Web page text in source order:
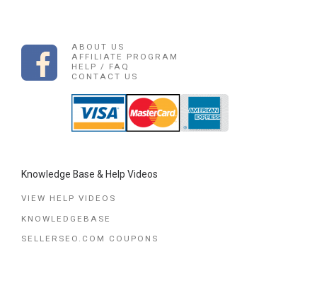
ABOUT US
AFFILIATE PROGRAM
HELP / FAQ
CONTACT US
Knowledge Base & Help Videos
VIEW HELP VIDEOS
KNOWLEDGEBASE
SELLERSEO.COM COUPONS